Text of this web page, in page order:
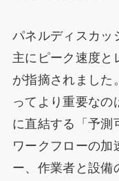
パネルディスカッ
主にピーク速度と
が指摘されました
ってより重要なの
に直結する「予測
ワークフローの加
ー、作業者と設備